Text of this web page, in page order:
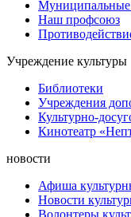
Наш профсоюз
Учреждение культуры
Библиотеки
Учреждения
Культурно-
Кинотеатр
новости
Афиша
Новости
Волонтеры